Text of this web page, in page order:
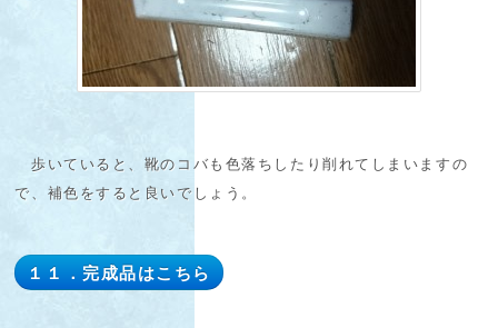
歩いていると、靴のコバも色落ちしたり削れてしまいますの
で、補色をすると良いでしょう。
１１．完成品はこちら